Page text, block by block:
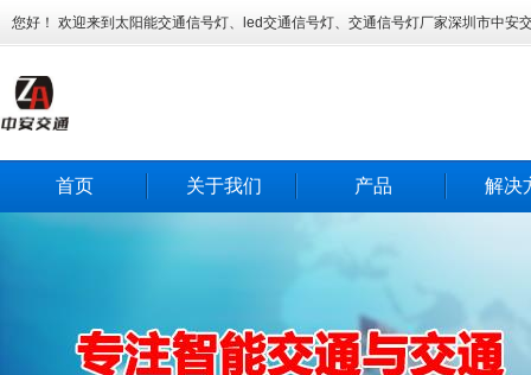
您好！ 欢迎来到太阳能交通信号灯、led交通信号灯、交通信号灯厂家深圳市中安
首页 关于我们 产品 解决